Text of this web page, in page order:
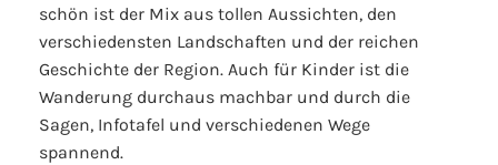
schön ist der Mix aus tollen Aussichten, den
verschiedensten Landschaften und der reichen
Geschichte der Region. Auch für Kinder ist die
Wanderung durchaus machbar und durch die
Sagen, Infotafel und verschiedenen Wege
spannend.